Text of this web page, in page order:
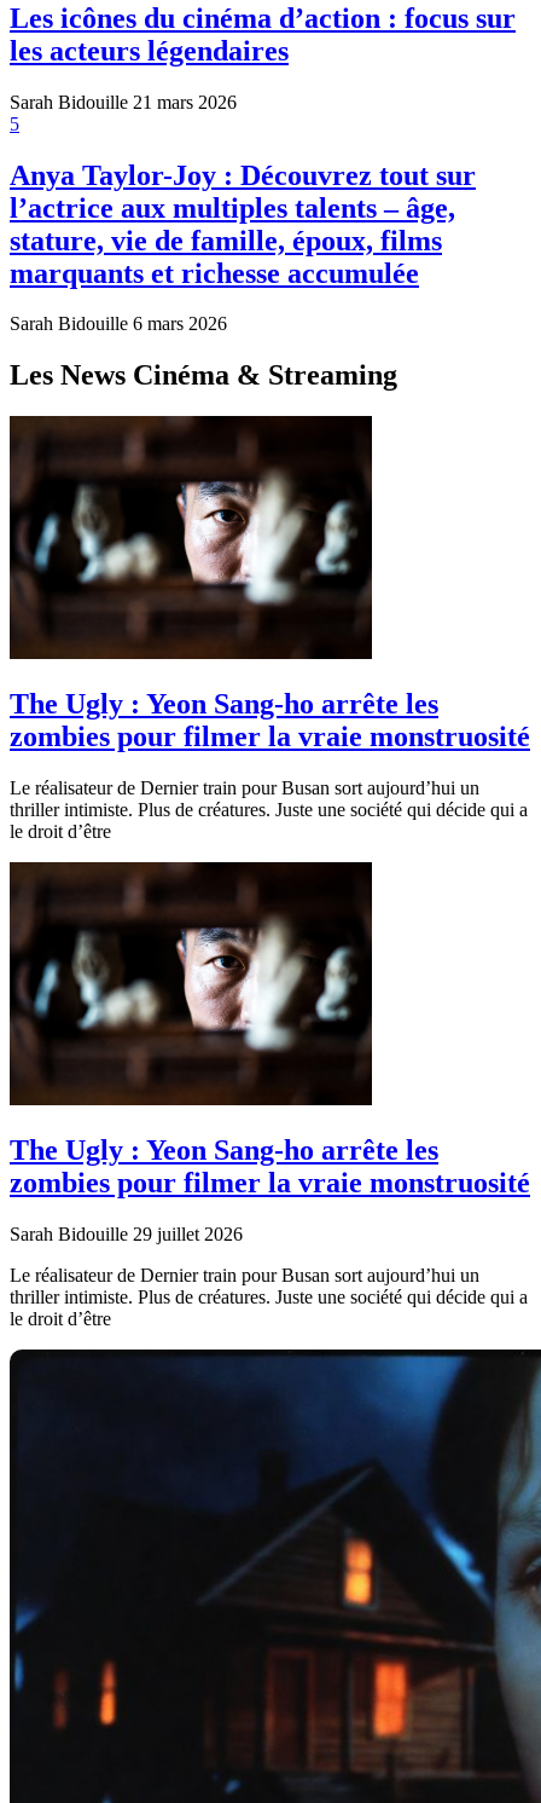
Les icônes du cinéma d’action : focus sur
les acteurs légendaires
Sarah Bidouille 21 mars 2026
5
Anya Taylor-Joy : Découvrez tout sur
l’actrice aux multiples talents – âge,
stature, vie de famille, époux, films
marquants et richesse accumulée
Sarah Bidouille 6 mars 2026
Les News Cinéma & Streaming
The Ugly : Yeon Sang-ho arrête les
zombies pour filmer la vraie monstruosité
Le réalisateur de Dernier train pour Busan sort aujourd’hui un
thriller intimiste. Plus de créatures. Juste une société qui décide qui a
le droit d’être
The Ugly : Yeon Sang-ho arrête les
zombies pour filmer la vraie monstruosité
Sarah Bidouille 29 juillet 2026
Le réalisateur de Dernier train pour Busan sort aujourd’hui un
thriller intimiste. Plus de créatures. Juste une société qui décide qui a
le droit d’être